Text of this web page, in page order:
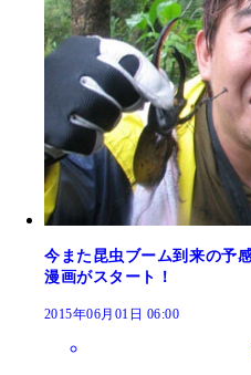
今また昆虫ブーム到来の予
漫画がスタート！
2015年06月01日 06:00